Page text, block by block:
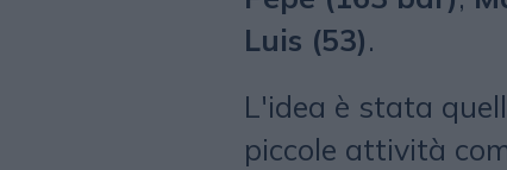
Luis (53).
L'idea è stata
piccole attività